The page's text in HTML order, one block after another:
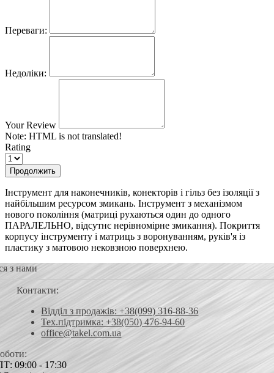
Переваги:
Недоліки:
Your Review
Note: HTML is not translated!
Rating
Продолжить
Інструмент для наконечників, конекторів і гільз без ізоляції з
найбільшим ресурсом змикань. Інструмент з механізмом
нового покоління (матриці рухаються один до одного
ПАРАЛЕЛЬНО, відсутнє нерівномірне змикання). Покриття
корпусу інструменту і матриць з воронуванням, руків'я із
пластику з матовою нековзною поверхнею.
з нами
Контакти:
Відділ з продажів: +38(099) 316-88-36
Тех.підтримка: +38(050) 476-94-60
office@takel.com.ua
09:00 - 17:30